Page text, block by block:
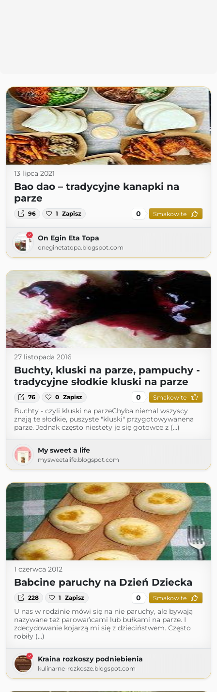
13 lipca 2021
Bao dao – tradycyjne kanapki na
parze
96 1 Zapisz 0 Smakowite
On Egin Eta Topa
oneginetatopa.blogspot.com
27 listopada 2016
Buchty, kluski na parze, pampuchy -
tradycyjne słodkie kluski na parze
76 0 Zapisz 0 Smakowite
Buchty - czyli kluski na parzeChyba niemal wszyscy
znają te słodkie, puszyste "kluski" przygotowywanena
parze. Jednak często niestety je się gotowce z (...)
My sweet a life
mysweetalife.blogspot.com
1 czerwca 2012
Babcine paruchy na Dzień Dziecka
228 1 Zapisz 0 Smakowite
U nas w rodzinie mówi się na nie paruchy, ale bywają
nazywane też parowańcami lub bułkami na parze. I
zdecydowanie kojarzą mi się z dzieciństwem. Często
robiły (...)
Kraina rozkoszy podniebienia
kulinarne-rozkosze.blogspot.com